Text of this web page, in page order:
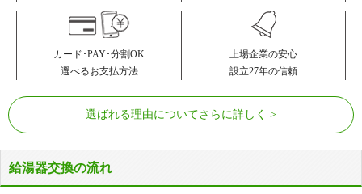
カード･PAY･分割OK
選べるお支払方法
上場企業の安心
設立27年の信頼
選ばれる理由についてさらに詳しく
給湯器交換の流れ